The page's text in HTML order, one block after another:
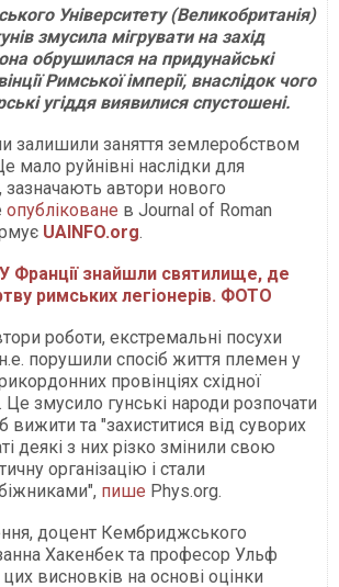
Університету (Великобританія)
змусила мігрувати на захід
обрушилася на придунайські
Римської імперії, внаслідок чого
угіддя виявилися спустошені.
залишили заняття землеробством
мало руйнівні наслідки для
зазначають автори нового
опубліковане в Journal of Roman
UAINFO.org.
У Франції знайшли святилище, де
римських легіонерів. ФОТО
роботи, екстремальні посухи
порушили спосіб життя племен у
провінціях східної
Це змусило гунські народи розпочати
вижити та "захиститися від суворих
деякі з них різко змінили свою
організацію і стали
пише Phys.org.
доцент Кембриджського
Хакенбек та професор Ульф
висновків на основі оцінки